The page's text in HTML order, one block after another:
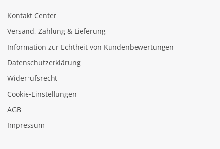
Kontakt Center
Versand, Zahlung & Lieferung
Information zur Echtheit von Kundenbewertungen
Datenschutzerklärung
Widerrufsrecht
Cookie‑Einstellungen
AGB
Impressum